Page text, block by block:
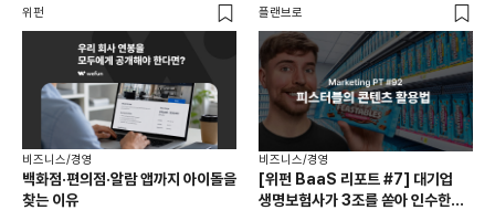
급여 투명성 법, 해외 사례, 연봉
위펀 플랜브로
비즈니스/경영
백화점·편의점·알람 앱까지 아이돌을
찾는 이유
비즈니스/경영
[위펀 BaaS 리포트 #7] 대기업
생명보험사가 3조를 쏟아 인수한